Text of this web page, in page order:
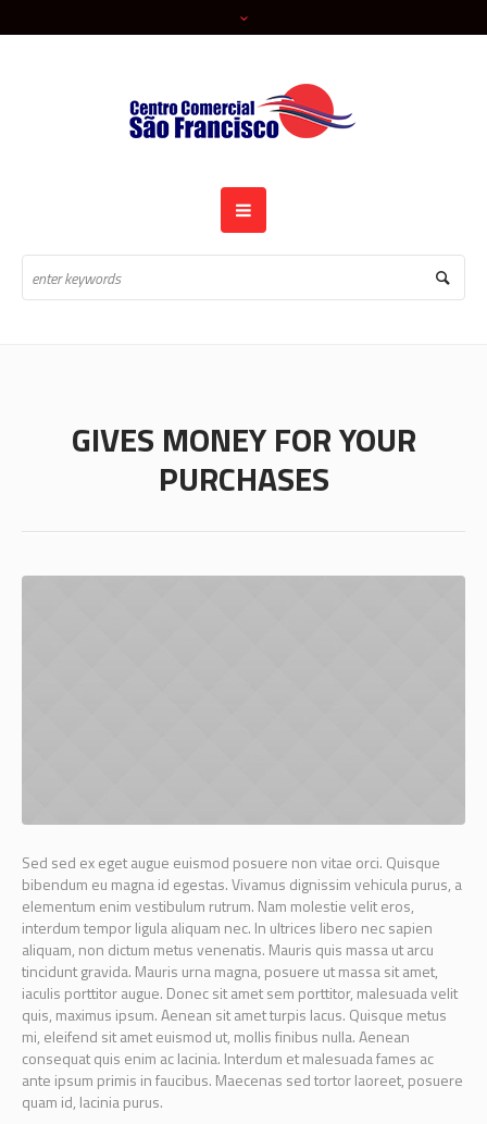
GIVES MONEY FOR YOUR
PURCHASES
Sed sed ex eget augue euismod posuere non vitae orci. Quisque
bibendum eu magna id egestas. Vivamus dignissim vehicula purus, a
elementum enim vestibulum rutrum. Nam molestie velit eros,
interdum tempor ligula aliquam nec. In ultrices libero nec sapien
aliquam, non dictum metus venenatis. Mauris quis massa ut arcu
tincidunt gravida. Mauris urna magna, posuere ut massa sit amet,
iaculis porttitor augue. Donec sit amet sem porttitor, malesuada velit
quis, maximus ipsum. Aenean sit amet turpis lacus. Quisque metus
mi, eleifend sit amet euismod ut, mollis finibus nulla. Aenean
consequat quis enim ac lacinia. Interdum et malesuada fames ac
ante ipsum primis in faucibus. Maecenas sed tortor laoreet, posuere
quam id, lacinia purus.